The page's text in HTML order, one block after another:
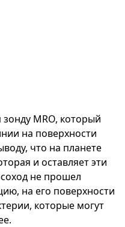
MRO, который
на поверхности
что на планете
и оставляет эти
не прошел
на его поверхности
которые могут